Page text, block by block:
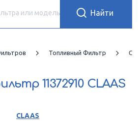
Топливный Фильтр
11372910 CLAAS
CLAAS